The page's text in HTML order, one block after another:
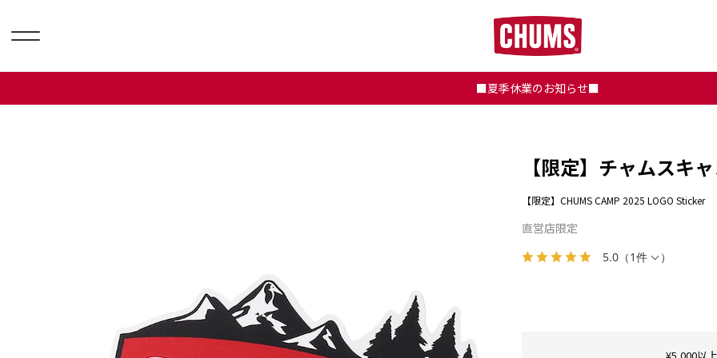
■夏季休業のお知らせ■
5.0 （1件 ）
【限定】チャムスキ
【限定】CHUMS CAMP 2025 LOGO Sticker
直営店限定